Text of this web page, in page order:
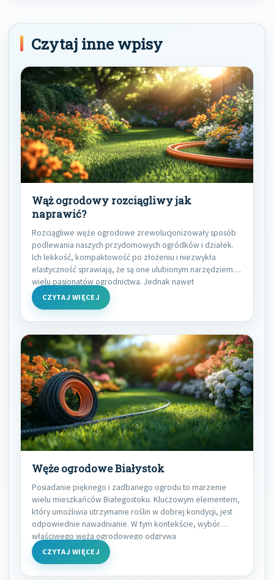
Czytaj inne wpisy
Wąż ogrodowy rozciągliwy jak
naprawić?
Rozciągliwe węże ogrodowe zrewolucjonizowały sposób
podlewania naszych przydomowych ogródków i działek.
Ich lekkość, kompaktowość po złożeniu i niezwykła
elastyczność sprawiają, że są one ulubionym narzędziem
wielu pasjonatów ogrodnictwa. Jednak nawet
CZYTAJ WIĘCEJ
Węże ogrodowe Białystok
Posiadanie pięknego i zadbanego ogrodu to marzenie
wielu mieszkańców Białegostoku. Kluczowym elementem,
który umożliwia utrzymanie roślin w dobrej kondycji, jest
odpowiednie nawadnianie. W tym kontekście, wybór
właściwego węża ogrodowego odgrywa
CZYTAJ WIĘCEJ